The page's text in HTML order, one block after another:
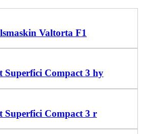
Valtorta F1
Superfici Compact 3 hy
Superfici Compact 3 r